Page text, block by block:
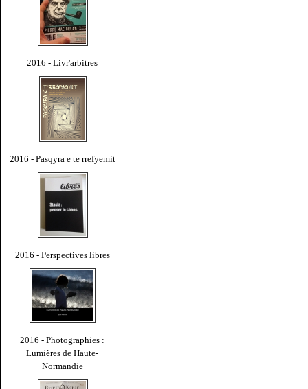
2016 - Livr'arbitres
2016 - Pasqyra e te rrefyemit
2016 - Perspectives libres
2016 - Photographies :
Lumières de Haute-
Normandie